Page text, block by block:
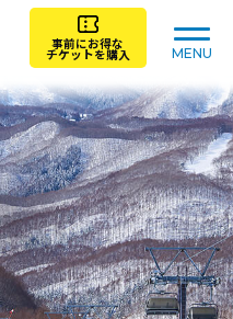
MENU
事前にお得な
チケットを購入
ゲレンデガイド
レンタル
レストラン/施設